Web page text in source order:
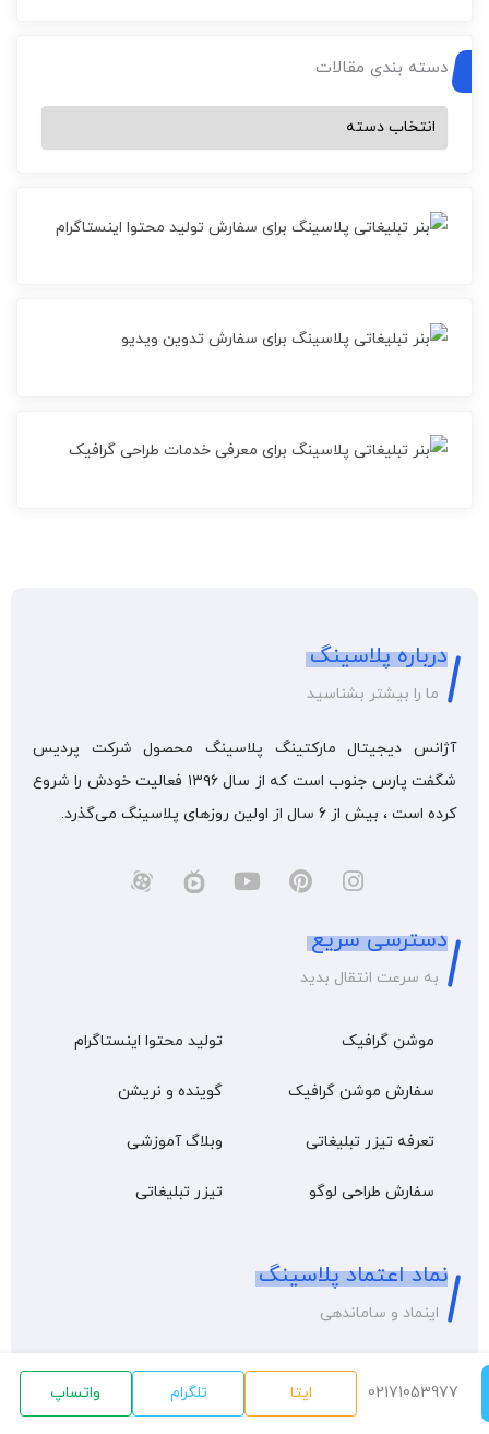
02171053977 ایتا تلگرام واتساپ
دسته بندی مقالات
درباره پلاسینگ
ما را بیشتر بشناسید
آژانس دیجیتال مارکتینگ پلاسینگ محصول شرکت پردیس
شگفت پارس جنوب است که از سال ۱۳۹۶ فعالیت خودش را شروع
کرده است ، بیش از 6 سال از اولین روزهای پلاسینگ می‌گذرد.
دسترسی سریع
به سرعت انتقال بدید
موشن گرافیک
سفارش موشن گرافیک
تعرفه تیزر تبلیغاتی
سفارش طراحی لوگو
تولید محتوا اینستاگرام
گوینده و نریشن
وبلاگ آموزشی
تیزر تبلیغاتی
نماد اعتماد پلاسینگ
اینماد و ساماندهی